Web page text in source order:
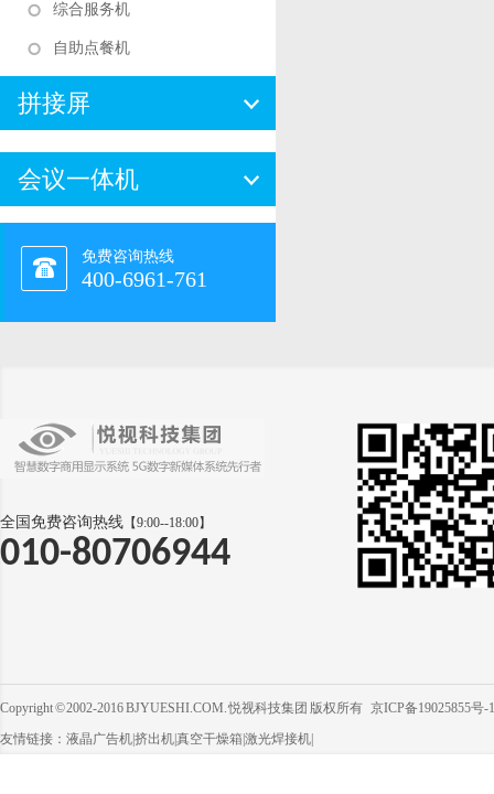
综合服务机
自助点餐机
拼接屏
会议一体机
免费咨询热线
400-6961-761
全国免费咨询热线 【9:00--18:00】
010-80706944
Copyright © 2002-2016 BJYUESHI.COM. 悦视科技集团 版权所有 京ICP备19025855号-1
友情链接： 液晶广告机挤出机真空干燥箱 激光焊接机